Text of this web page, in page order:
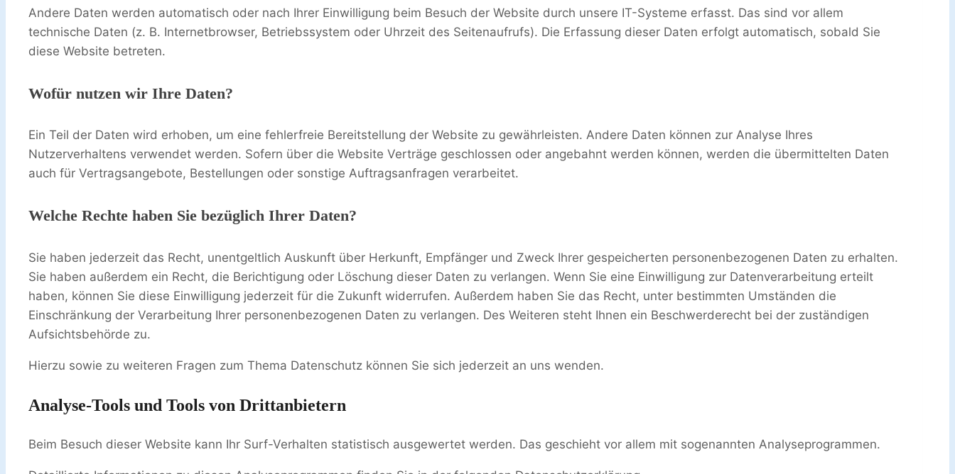
Andere Daten werden automatisch oder nach Ihrer Einwilligung beim Besuch der Website durch unsere IT-Systeme erfasst. Das sind vor allem
technische Daten (z. B. Internetbrowser, Betriebssystem oder Uhrzeit des Seitenaufrufs). Die Erfassung dieser Daten erfolgt automatisch, sobald Sie
diese Website betreten.
Wofür nutzen wir Ihre Daten?
Ein Teil der Daten wird erhoben, um eine fehlerfreie Bereitstellung der Website zu gewährleisten. Andere Daten können zur Analyse Ihres
Nutzerverhaltens verwendet werden. Sofern über die Website Verträge geschlossen oder angebahnt werden können, werden die übermittelten Daten
auch für Vertragsangebote, Bestellungen oder sonstige Auftragsanfragen verarbeitet.
Welche Rechte haben Sie bezüglich Ihrer Daten?
Sie haben jederzeit das Recht, unentgeltlich Auskunft über Herkunft, Empfänger und Zweck Ihrer gespeicherten personenbezogenen Daten zu erhalten.
Sie haben außerdem ein Recht, die Berichtigung oder Löschung dieser Daten zu verlangen. Wenn Sie eine Einwilligung zur Datenverarbeitung erteilt
haben, können Sie diese Einwilligung jederzeit für die Zukunft widerrufen. Außerdem haben Sie das Recht, unter bestimmten Umständen die
Einschränkung der Verarbeitung Ihrer personenbezogenen Daten zu verlangen. Des Weiteren steht Ihnen ein Beschwerderecht bei der zuständigen
Aufsichtsbehörde zu.
Hierzu sowie zu weiteren Fragen zum Thema Datenschutz können Sie sich jederzeit an uns wenden.
Analyse-Tools und Tools von Dritt­anbietern
Beim Besuch dieser Website kann Ihr Surf-Verhalten statistisch ausgewertet werden. Das geschieht vor allem mit sogenannten Analyseprogrammen.